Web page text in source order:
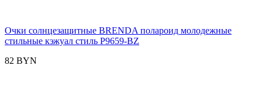
Очки солнцезащитные BRENDA полароид молодежные
стильные кэжуал стиль P9659-BZ
82 BYN